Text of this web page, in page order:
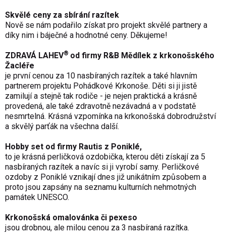
Skvělé ceny za sbírání razítek
Nově se nám podařilo získat pro projekt skvělé partnery a
díky nim i báječné a hodnotné ceny. Děkujeme!
ZDRAVÁ LAHEV® od firmy R&B Mědílek z krkonošského
Žacléře
je první cenou za 10 nasbíraných razítek a také hlavním
partnerem projektu Pohádkové Krkonoše. Děti si ji jistě
zamilují a stejně tak rodiče - je nejen praktická a krásně
provedená, ale také zdravotně nezávadná a v podstatě
nesmrtelná. Krásná vzpomínka na krkonošská dobrodružství
a skvělý parťák na všechna další.
Hobby set od firmy Rautis z Poniklé,
to je krásná perličková ozdobička, kterou děti získají za 5
nasbíraných razítek a navíc si ji vyrobí samy. Perličkové
ozdoby z Poniklé vznikají dnes již unikátním způsobem a
proto jsou zapsány na seznamu kulturních nehmotných
památek UNESCO.
Krkonošská omalovánka či pexeso
jsou drobnou, ale milou cenou za 3 nasbíraná razítka.